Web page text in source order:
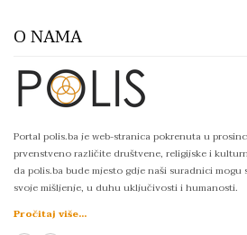
O NAMA
Portal polis.ba je web-stranica pokrenuta u
prvenstveno različite društvene, religijske i
da polis.ba bude mjesto gdje naši suradnici
svoje mišljenje, u duhu uključivosti i humanosti.
Pročitaj više...